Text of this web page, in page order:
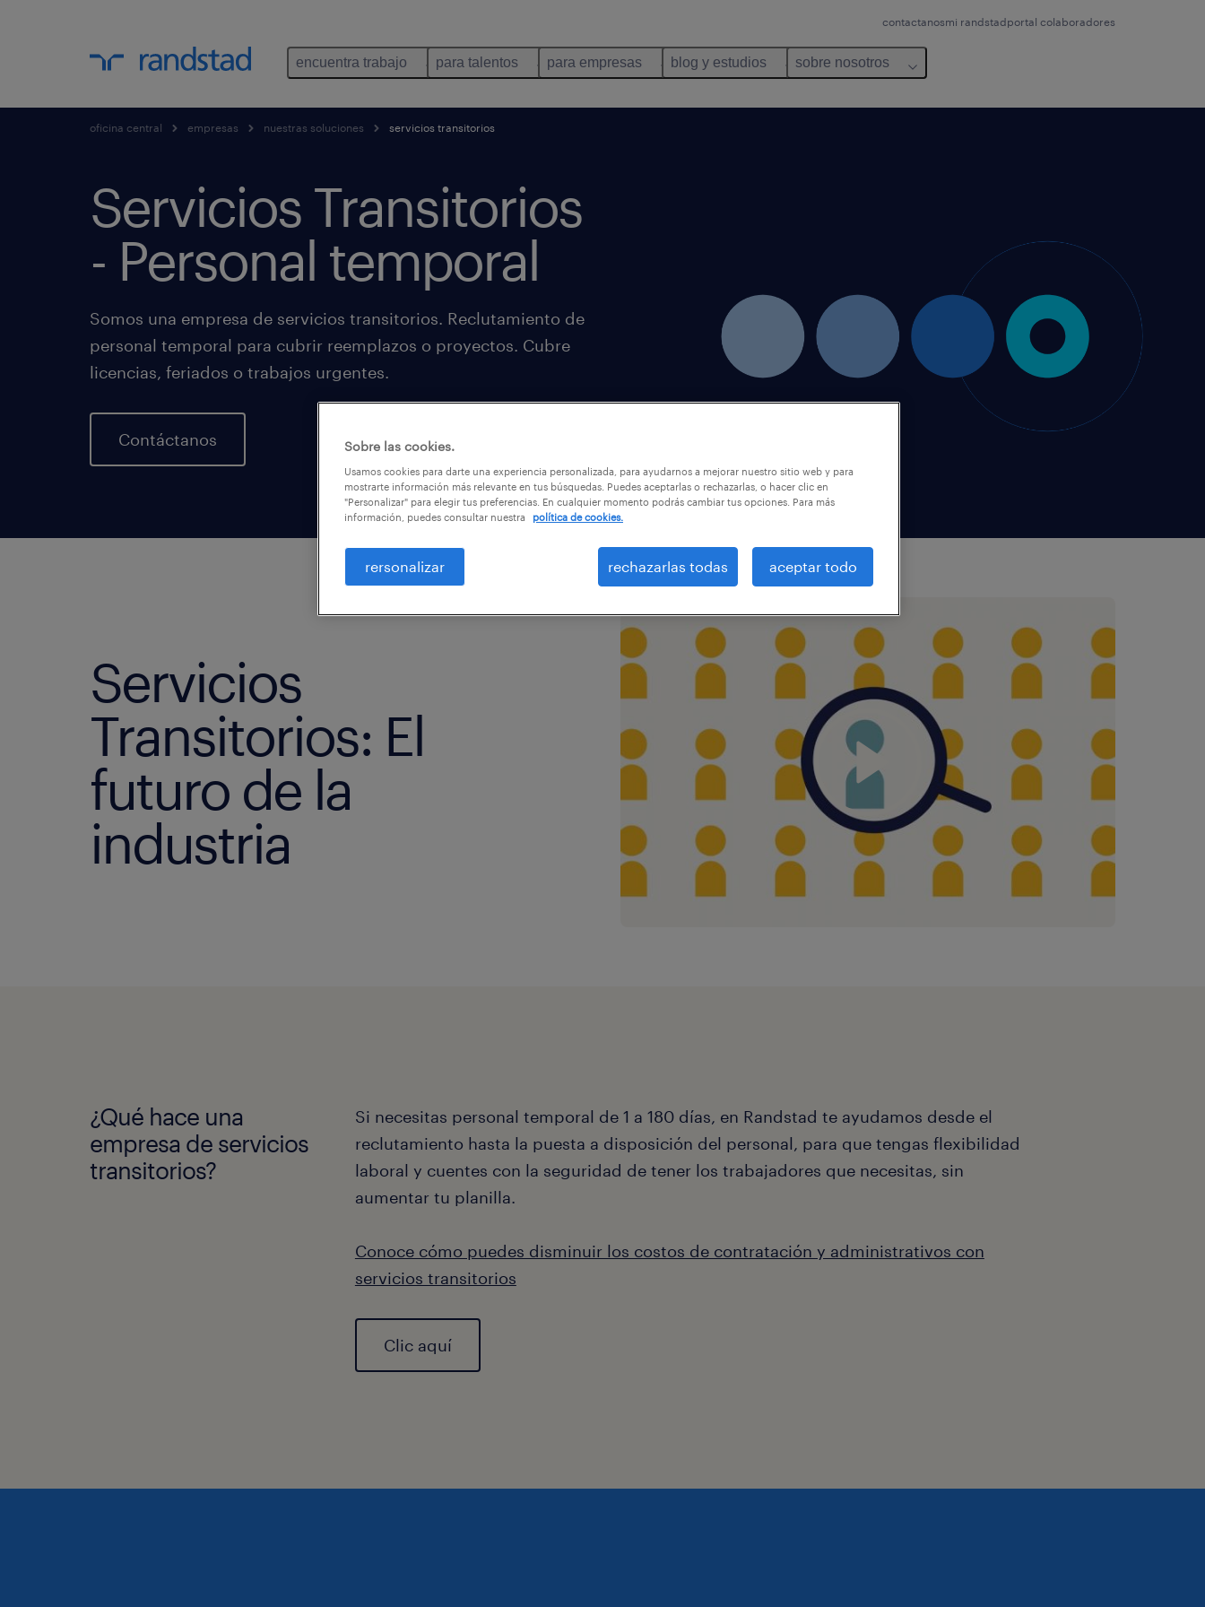
contactanosmi randstadportal colaboradores
encuentra trabajo para talentos para empresas blog y estudios sobre nosotros
oficina central empresas nuestras soluciones servicios transitorios
Servicios Transitorios
- Personal temporal
Somos una empresa de servicios transitorios. Reclutamiento de
personal temporal para cubrir reemplazos o proyectos. Cubre
licencias, feriados o trabajos urgentes.
Contáctanos
Servicios
Transitorios: El
futuro de la
industria
¿Qué hace una
empresa de servicios
transitorios?
Si necesitas personal temporal de 1 a 180 días, en Randstad te ayudamos desde el
reclutamiento hasta la puesta a disposición del personal, para que tengas flexibilidad
laboral y cuentes con la seguridad de tener los trabajadores que necesitas, sin
aumentar tu planilla.
Conoce cómo puedes disminuir los costos de contratación y administrativos con
servicios transitorios
Clic aquí
Sobre las cookies.
Usamos cookies para darte una experiencia personalizada, para ayudarnos a mejorar nuestro sitio web y para
mostrarte información más relevante en tus búsquedas. Puedes aceptarlas o rechazarlas, o hacer clic en
"Personalizar" para elegir tus preferencias. En cualquier momento podrás cambiar tus opciones. Para más
información, puedes consultar nuestra
política de cookies.
rersonalizar rechazarlas todas aceptar todo